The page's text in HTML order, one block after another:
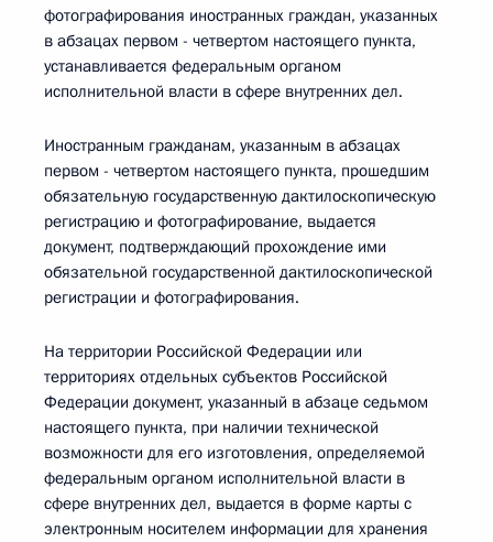
фотографирования иностранных граждан, указанных
в абзацах первом - четвертом настоящего пункта,
устанавливается федеральным органом
исполнительной власти в сфере внутренних дел.
Иностранным гражданам, указанным в абзацах
первом - четвертом настоящего пункта, прошедшим
обязательную государственную дактилоскопическую
регистрацию и фотографирование, выдается
документ, подтверждающий прохождение ими
обязательной государственной дактилоскопической
регистрации и фотографирования.
На территории Российской Федерации или
территориях отдельных субъектов Российской
Федерации документ, указанный в абзаце седьмом
настоящего пункта, при наличии технической
возможности для его изготовления, определяемой
федеральным органом исполнительной власти в
сфере внутренних дел, выдается в форме карты с
электронным носителем информации для хранения